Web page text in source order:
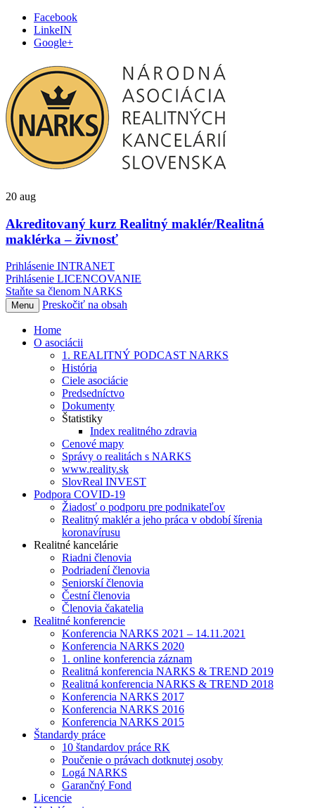
Facebook
LinkeIN
Google+
20 aug
Akreditovaný kurz Realitný maklér/Realitná
maklérka – živnosť
Prihlásenie INTRANET
Prihlásenie LICENCOVANIE
Staňte sa členom NARKS
Menu Preskočiť na obsah
Home
O asociácii
1. REALITNÝ PODCAST NARKS
História
Ciele asociácie
Predsedníctvo
Dokumenty
Štatistiky
Index realitného zdravia
Cenové mapy
Správy o realitách s NARKS
www.reality.sk
SlovReal INVEST
Podpora COVID-19
Žiadosť o podporu pre podnikateľov
Realitný maklér a jeho práca v období šírenia
koronavírusu
Realitné kancelárie
Riadni členovia
Podriadení členovia
Seniorskí členovia
Čestní členovia
Členovia čakatelia
Realitné konferencie
Konferencia NARKS 2021 – 14.11.2021
Konferencia NARKS 2020
1. online konferencia záznam
Realitná konferencia NARKS & TREND 2019
Realitná konferencia NARKS & TREND 2018
Konferencia NARKS 2017
Konferencia NARKS 2016
Konferencia NARKS 2015
Štandardy práce
10 štandardov práce RK
Poučenie o právach dotknutej osoby
Logá NARKS
Garančný Fond
Licencie